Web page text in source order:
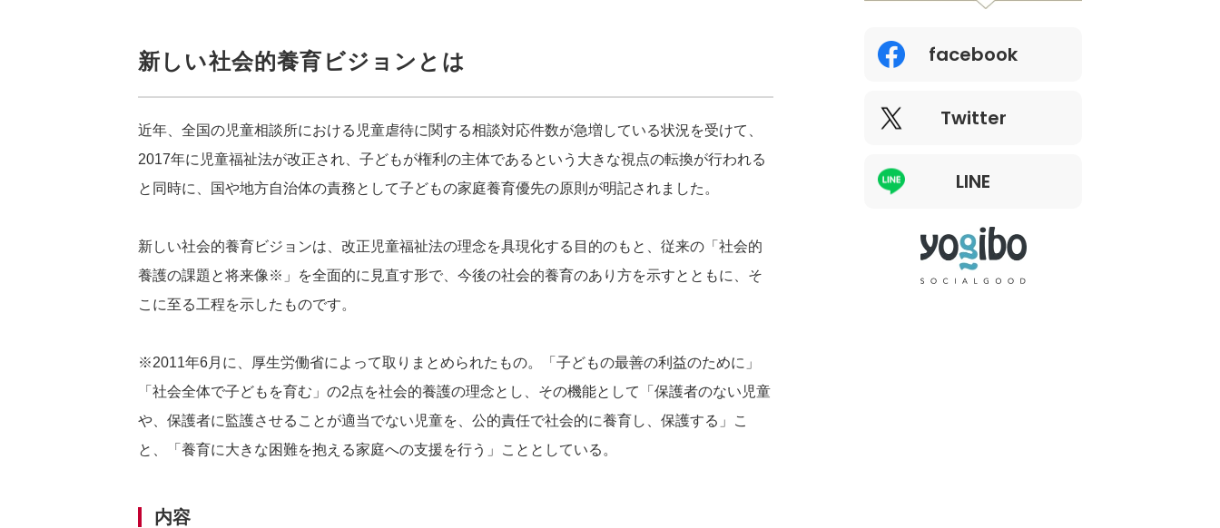
新しい社会的養育ビジョンとは
近年、全国の児童相談所における児童虐待に関する相談対応件数が急増している状況を受けて、
2017年に児童福祉法が改正され、子どもが権利の主体であるという大きな視点の転換が行われる
と同時に、国や地方自治体の責務として子どもの家庭養育優先の原則が明記されました。
新しい社会的養育ビジョンは、改正児童福祉法の理念を具現化する目的のもと、従来の「社会的
養護の課題と将来像※」を全面的に見直す形で、今後の社会的養育のあり方を示すとともに、そ
こに至る工程を示したものです。
※2011年6月に、厚生労働省によって取りまとめられたもの。「子どもの最善の利益のために」
「社会全体で子どもを育む」の2点を社会的養護の理念とし、その機能として「保護者のない児童
や、保護者に監護させることが適当でない児童を、公的責任で社会的に養育し、保護する」こ
と、「養育に大きな困難を抱える家庭への支援を行う」こととしている。
内容
facebook
Twitter
LINE